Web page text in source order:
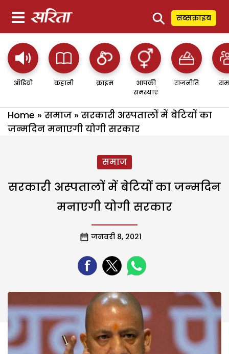
⚲ सब्सक्राइब
ऑडियो कहानी क्राइम
आपकी
समस्याएं
राजनीति
Home » समाज » सरकारी अस्‍पतालों में बेटियों का
जन्‍मदिन मनाएगी योगी सरकार
समाज
सरकारी अस्‍पतालों में बेटियों का जन्‍मदिन
मनाएगी योगी सरकार
जनवरी 8, 2021